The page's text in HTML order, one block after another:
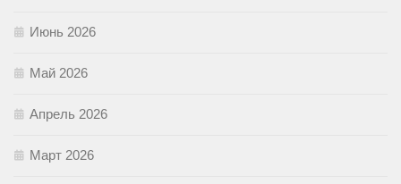
Июнь 2026
Май 2026
Апрель 2026
Март 2026